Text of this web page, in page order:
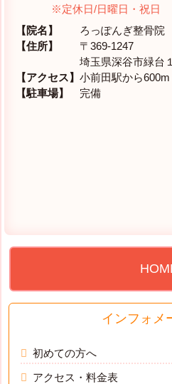
※定休日/日曜日・祝日
【院名】
ろっぽんぎ整骨院
【住所】
〒369-1247
埼玉県深谷市緑台
【アクセス】 小前田駅から600m
【駐車場】
完備
インフォメ
初めての方へ
アクセス・料金表